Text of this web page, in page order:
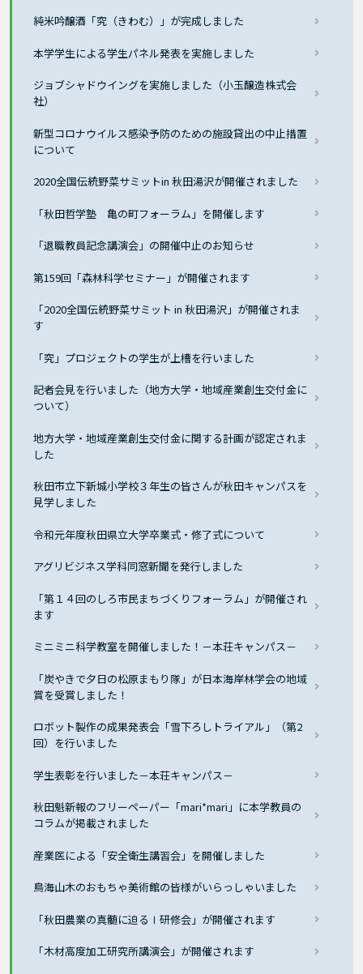
純米吟醸酒「究（きわむ）」が完成しました
本学学生による学生パネル発表を実施しました
ジョブシャドウイングを実施しました（小玉醸造株式会
社）
新型コロナウイルス感染予防のための施設貸出の中止措置
について
2020全国伝統野菜サミットin 秋田湯沢が開催されました
「秋田哲学塾 亀の町フォーラム」を開催します
「退職教員記念講演会」の開催中止のお知らせ
第159回「森林科学セミナー」が開催されます
「2020全国伝統野菜サミット in 秋田湯沢」が開催されま
す
「究」プロジェクトの学生が上槽を行いました
記者会見を行いました（地方大学・地域産業創生交付金に
ついて）
地方大学・地域産業創生交付金に関する計画が認定されま
した
秋田市立下新城小学校３年生の皆さんが秋田キャンパスを
見学しました
令和元年度秋田県立大学卒業式・修了式について
アグリビジネス学科同窓新聞を発行しました
「第１４回のしろ市民まちづくりフォーラム」が開催され
ます
ミニミニ科学教室を開催しました！－本荘キャンパス－
「炭やきで夕日の松原まもり隊」が日本海岸林学会の地域
賞を受賞しました！
ロボット製作の成果発表会「雪下ろしトライアル」（第2
回）を行いました
学生表彰を行いました－本荘キャンパス－
秋田魁新報のフリーペーパー「mari*mari」に本学教員の
コラムが掲載されました
産業医による「安全衛生講習会」を開催しました
鳥海山木のおもちゃ美術館の皆様がいらっしゃいました
「秋田農業の真髄に迫るⅠ研修会」が開催されます
「木材高度加工研究所講演会」が開催されます